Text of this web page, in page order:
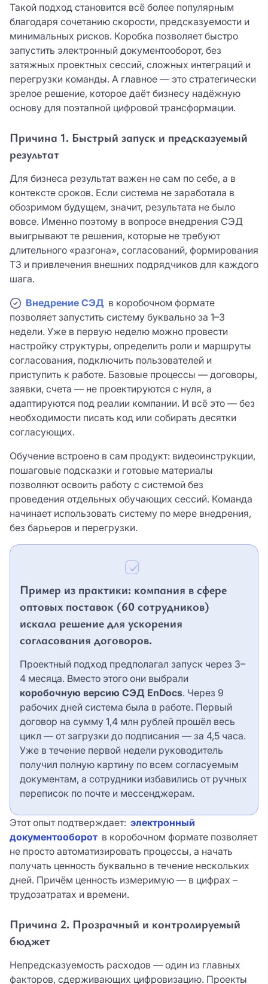
Такой подход становится всё более популярным
благодаря сочетанию скорости, предсказуемости и
минимальных рисков. Коробка позволяет быстро
запустить электронный документооборот, без
затяжных проектных сессий, сложных интеграций и
перегрузки команды. А главное — это стратегически
зрелое решение, которое даёт бизнесу надёжную
основу для поэтапной цифровой трансформации.
Причина 1. Быстрый запуск и предсказуемый
результат
Для бизнеса результат важен не сам по себе, а в
контексте сроков. Если система не заработала в
обозримом будущем, значит, результата не было
вовсе. Именно поэтому в вопросе внедрения СЭД
выигрывают те решения, которые не требуют
длительного «разгона», согласований, формирования
ТЗ и привлечения внешних подрядчиков для каждого
шага.
Внедрение СЭД в коробочном формате
позволяет запустить систему буквально за 1–3
недели. Уже в первую неделю можно провести
настройку структуры, определить роли и маршруты
согласования, подключить пользователей и
приступить к работе. Базовые процессы — договоры,
заявки, счета — не проектируются с нуля, а
адаптируются под реалии компании. И всё это — без
необходимости писать код или собирать десятки
согласующих.
Обучение встроено в сам продукт: видеоинструкции,
пошаговые подсказки и готовые материалы
позволяют освоить работу с системой без
проведения отдельных обучающих сессий. Команда
начинает использовать систему по мере внедрения,
без барьеров и перегрузки.
Пример из практики: компания в сфере
оптовых поставок (60 сотрудников)
искала решение для ускорения
согласования договоров.
Проектный подход предполагал запуск через 3–
4 месяца. Вместо этого они выбрали
коробочную версию СЭД EnDocs. Через 9
рабочих дней система была в работе. Первый
договор на сумму 1,4 млн рублей прошёл весь
цикл — от загрузки до подписания — за 4,5 часа.
Уже в течение первой недели руководитель
получил полную картину по всем согласуемым
документам, а сотрудники избавились от ручных
переписок по почте и мессенджерам.
Этот опыт подтверждает: электронный
документооборот в коробочном формате позволяет
не просто автоматизировать процессы, а начать
получать ценность буквально в течение нескольких
дней. Причём ценность измеримую — в цифрах –
трудозатратах и времени.
Причина 2. Прозрачный и контролируемый
бюджет
Непредсказуемость расходов — один из главных
факторов, сдерживающих цифровизацию. Проекты